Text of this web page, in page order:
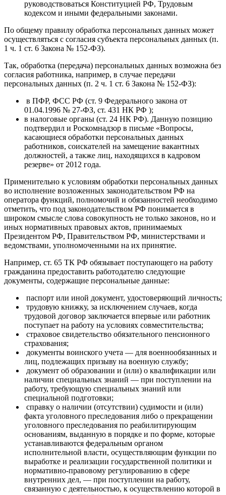
руководствоваться Конституцией РФ, Трудовым
кодексом и иными федеральными законами.
По общему правилу обработка персональных данных может
осуществляться с согласия субъекта персональных данных (п.
1 ч. 1 ст. 6 Закона № 152-ФЗ).
Так, обработка (передача) персональных данных возможна без
согласия работника, например, в случае передачи
персональных данных (п. 2 ч. 1 ст. 6 Закона № 152-ФЗ):
в ПФР, ФСС РФ (ст. 9 Федерального закона от
01.04.1996 № 27-ФЗ, ст. 431 НК РФ );
в налоговые органы (ст. 24 НК РФ). Данную позицию
подтвердил и Роскомнадзор в письме «Вопросы,
касающиеся обработки персональных данных
работников, соискателей на замещение вакантных
должностей, а также лиц, находящихся в кадровом
резерве» от 2012 года.
Применительно к условиям обработки персональных данных
во исполнение возложенных законодательством РФ на
оператора функций, полномочий и обязанностей необходимо
отметить, что под законодательством РФ понимается в
широком смысле слова совокупность не только законов, но и
иных нормативных правовых актов, принимаемых
Президентом РФ, Правительством РФ, министерствами и
ведомствами, уполномоченными на их принятие.
Например, ст. 65 ТК РФ обязывает поступающего на работу
гражданина предоставить работодателю следующие
документы, содержащие персональные данные:
паспорт или иной документ, удостоверяющий личность;
трудовую книжку, за исключением случаев, когда
трудовой договор заключается впервые или работник
поступает на работу на условиях совместительства;
страховое свидетельство обязательного пенсионного
страхования;
документы воинского учета — для военнообязанных и
лиц, подлежащих призыву на военную службу;
документ об образовании и (или) о квалификации или
наличии специальных знаний — при поступлении на
работу, требующую специальных знаний или
специальной подготовки;
справку о наличии (отсутствии) судимости и (или)
факта уголовного преследования либо о прекращении
уголовного преследования по реабилитирующим
основаниям, выданную в порядке и по форме, которые
устанавливаются федеральным органом
исполнительной власти, осуществляющим функции по
выработке и реализации государственной политики и
нормативно-правовому регулированию в сфере
внутренних дел, — при поступлении на работу,
связанную с деятельностью, к осуществлению которой в